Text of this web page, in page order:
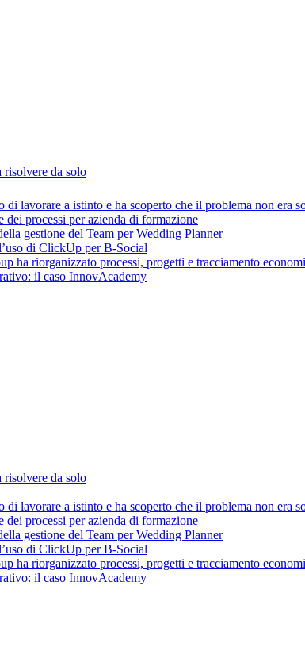
risolvere da solo
di lavorare a istinto e ha scoperto che il problema non era
processi per azienda di formazione
gestione del Team per Wedding Planner
di ClickUp per B-Social
ha riorganizzato processi, progetti e tracciamento
il caso InnovAcademy
risolvere da solo
di lavorare a istinto e ha scoperto che il problema non era
processi per azienda di formazione
gestione del Team per Wedding Planner
di ClickUp per B-Social
ha riorganizzato processi, progetti e tracciamento
il caso InnovAcademy